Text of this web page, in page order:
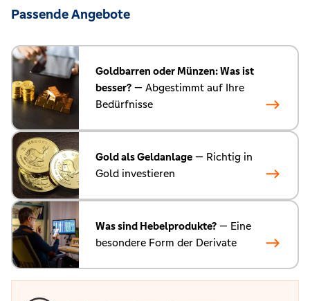
Passende Angebote
Goldbarren oder Münzen: Was ist
besser? — Abgestimmt auf Ihre
Bedürfnisse
Gold als Geldanlage — Richtig in
Gold investieren
Was sind Hebelprodukte? — Eine
besondere Form der Derivate